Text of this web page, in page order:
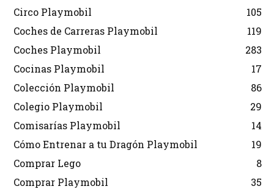
Circo Playmobil
105
Coches de Carreras Playmobil
119
Coches Playmobil
283
Cocinas Playmobil
17
Colección Playmobil
86
Colegio Playmobil
29
Comisarías Playmobil
14
Cómo Entrenar a tu Dragón Playmobil
19
Comprar Lego
8
Comprar Playmobil
35